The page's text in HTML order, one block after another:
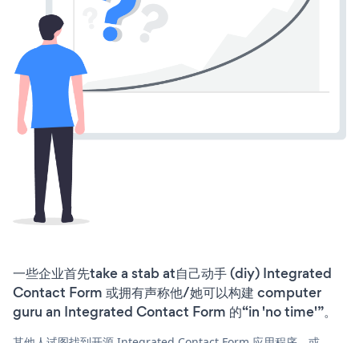
一些企业首先take a stab at自己动手 (diy) Integrated
Contact Form 或拥有声称他/她可以构建 computer
guru an Integrated Contact Form 的“in 'no time'”。